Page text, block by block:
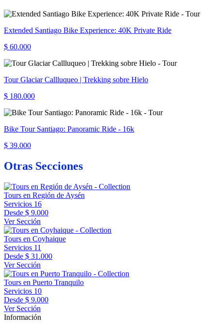
Extended Santiago Bike Experience: 40K Private Ride
$ 60.000
Tour Glaciar Callluqueo | Trekking sobre Hielo
$ 180.000
Bike Tour Santiago: Panoramic Ride - 16k
$ 39.000
Otras Secciones
Tours en Región de Aysén
Servicios 16
Desde $ 9.000
Ver Sección
Tours en Coyhaique
Servicios 11
Desde $ 31.000
Ver Sección
Tours en Puerto Tranquilo
Servicios 10
Desde $ 9.000
Ver Sección
Información